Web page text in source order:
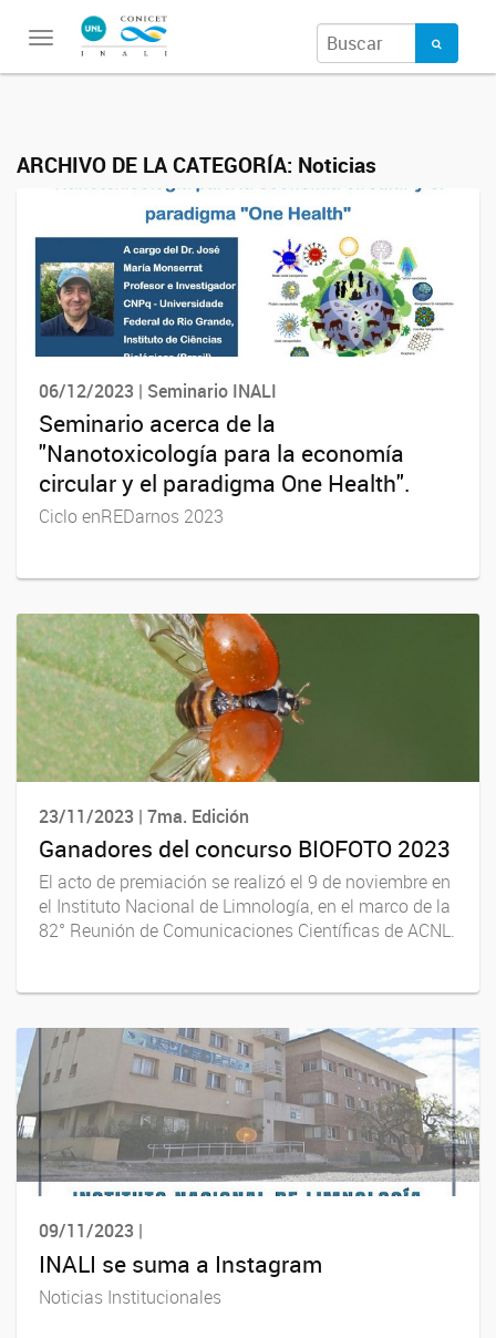
Toggle
ARCHIVO DE LA CATEGORÍA: Noticias
06/12/2023 | Seminario INALI
Seminario acerca de la
"Nanotoxicología para la economía
circular y el paradigma One Health".
Ciclo enREDarnos 2023
23/11/2023 | 7ma. Edición
Ganadores del concurso BIOFOTO 2023
El acto de premiación se realizó el 9 de noviembre en
el Instituto Nacional de Limnología, en el marco de la
82° Reunión de Comunicaciones Científicas de ACNL.
09/11/2023 |
INALI se suma a Instagram
Noticias Institucionales